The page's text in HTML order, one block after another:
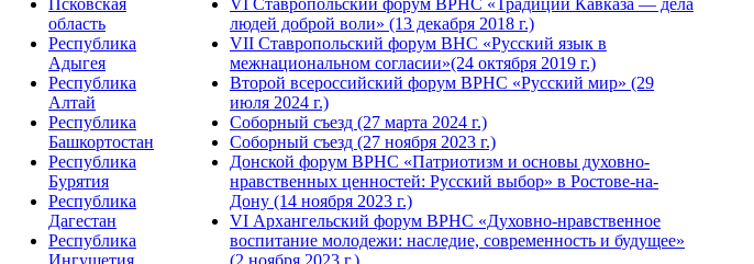
Псковская
область
Республика
Адыгея
Республика
Алтай
Республика
Башкортостан
Республика
Бурятия
Республика
Дагестан
Республика
Ингушетия
VI Ставропольский форум ВРНС «Традиции Кавказа — дела
людей доброй воли» (13 декабря 2018 г.)
VII Ставропольский форум ВHС «Русский язык в
межнациональном согласии»(24 октября 2019 г.)
Второй всероссийский форум ВРНС «Русский мир» (29
июля 2024 г.)
Соборный съезд (27 марта 2024 г.)
Соборный съезд (27 ноября 2023 г.)
Донской форум ВРНС «Патриотизм и основы духовно-
нравственных ценностей: Русский выбор» в Ростове-на-
Дону (14 ноября 2023 г.)
VI Архангельский форум ВРНС «Духовно-нравственное
воспитание молодежи: наследие, современность и будущее»
(2 ноября 2023 г.)